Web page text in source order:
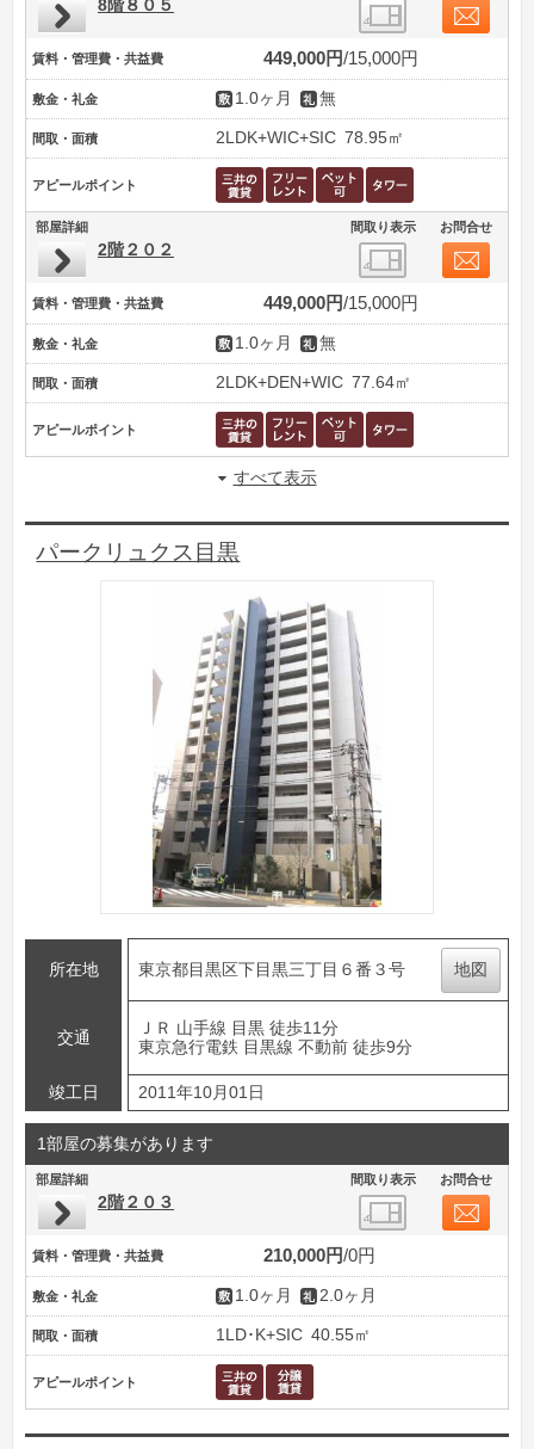
8階８０５
賃料・管理費・共益費 449,000円 15,000円
敷金・礼金 1.0ヶ月 無
間取・面積 2LDK+WIC+SIC 78.95㎡
アピールポイント
部屋詳細 間取り表示 お問合せ
2階２０２
賃料・管理費・共益費 449,000円 15,000円
敷金・礼金 1.0ヶ月 無
間取・面積 2LDK+DEN+WIC 77.64㎡
アピールポイント
すべて表示
パークリュクス目黒
所在地 東京都目黒区下目黒三丁目６番３号 地図
交通
ＪＲ 山手線 目黒 徒歩11分
東京急行電鉄 目黒線 不動前 徒歩9分
竣工日 2011年10月01日
1部屋の募集があります
部屋詳細 間取り表示 お問合せ
2階２０３
賃料・管理費・共益費 210,000円 0円
敷金・礼金 1.0ヶ月 2.0ヶ月
間取・面積 1LD･K+SIC 40.55㎡
アピールポイント